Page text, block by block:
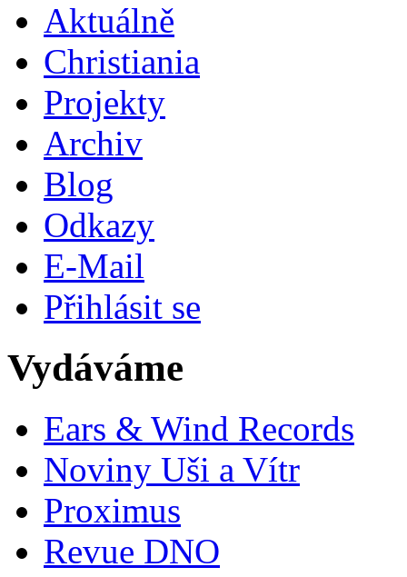
Aktuálně
Christiania
Projekty
Archiv
Blog
Odkazy
E-Mail
Přihlásit se
Vydáváme
Ears & Wind Records
Noviny Uši a Vítr
Proximus
Revue DNO